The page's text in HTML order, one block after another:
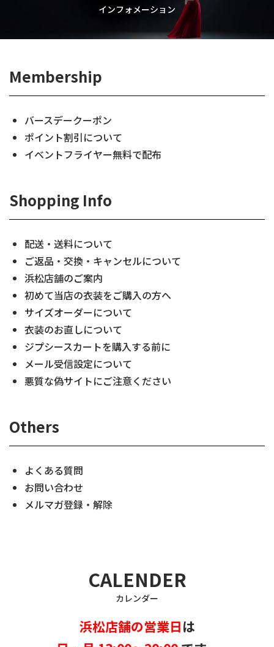
インフォメーション
Membership
バースデークーポン
ポイント割引について
イベントフライヤー無料で配布
Shopping Info
配送・送料について
ご返品・交換・キャンセルについて
浜松店舗のご案内
初めて当店の衣装をご購入の方へ
サイズオーダーについて
衣装のお直しについて
ジプシースカートを購入する前に
メール受信設定について
悪質な偽サイトにご注意ください
Others
よくある質問
お問い合わせ
メルマガ登録・解除
CALENDER
カレンダー
浜松店舗の営業日は